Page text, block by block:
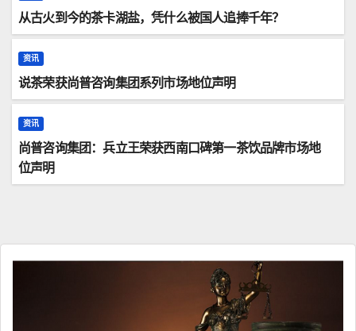
从古火到今的茶卡湖盐，凭什么被国人追捧千年？
资讯
说茶荣获尚普咨询集团系列市场地位声明
资讯
尚普咨询集团：兵立王荣获西南口碑第一茶饮品牌市场地
位声明